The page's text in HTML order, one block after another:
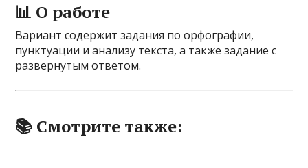
📊 О работе
Вариант содержит задания по орфографии,
пунктуации и анализу текста, а также задание с
развернутым ответом.
📚 Смотрите также: